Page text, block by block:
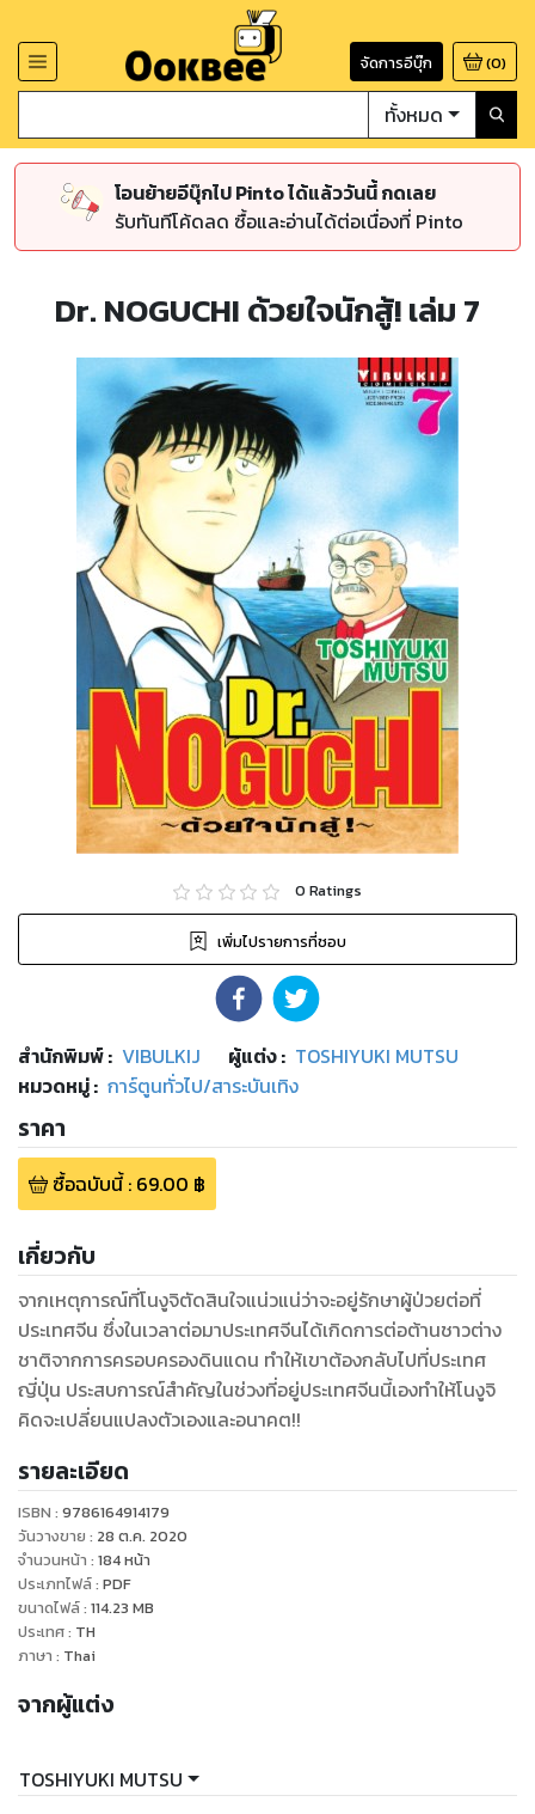
จัดการอีบุ๊ก (0)
ทั้งหมด
โอนย้ายอีบุ๊กไป Pinto ได้แล้ววันนี้ กดเลย
รับทันทีโค้ดลด ซื้อและอ่านได้ต่อเนื่องที่ Pinto
Dr. NOGUCHI ด้วยใจนักสู้! เล่ม 7
0 Ratings
เพิ่มไปรายการที่ชอบ
สำนักพิมพ์: VIBULKIJ ผู้แต่ง : TOSHIYUKI MUTSU
หมวดหมู่: การ์ตูนทั่วไป/สาระบันเทิง
ราคา
ซื้อฉบับนี้: 69.00 ฿
เกี่ยวกับ
จากเหตุการณ์ที่โนงูจิตัดสินใจแน่วแน่ว่าจะอยู่รักษาผู้ป่วยต่อที่
ประเทศจีน ซึ่งในเวลาต่อมาประเทศจีนได้เกิดการต่อต้านชาวต่าง
ชาติจากการครอบครองดินแดน ทําให้เขาต้องกลับไปที่ประเทศ
ญี่ปุ่น ประสบการณ์สําคัญในช่วงที่อยู่ประเทศจีนนี้เองทําให้โนงูจิ
คิดจะเปลี่ยนแปลงตัวเองและอนาคต!!
รายละเอียด
ISBN : 9786164914179
วันวางขาย : 28 ต.ค. 2020
จำนวนหน้า : 184หน้า
ประเภทไฟล์: PDF
ขนาดไฟล์: 114.23 MB
ประเทศ: TH
ภาษา : Thai
จากผู้แต่ง
TOSHIYUKI MUTSU